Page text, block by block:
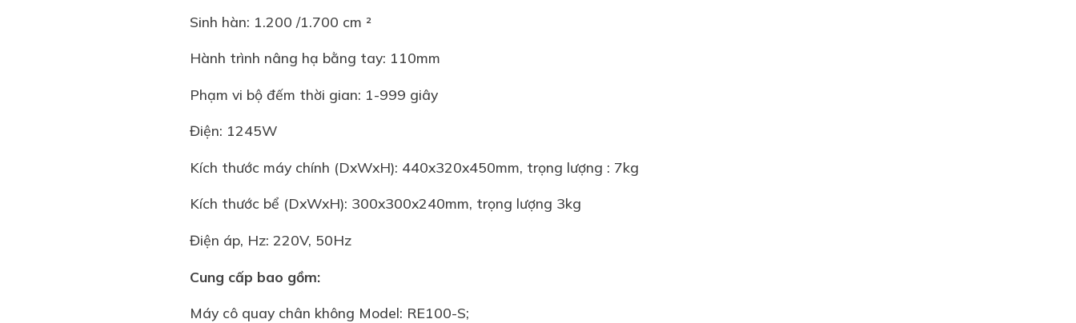
Sinh hàn: 1.200 /1.700 cm ²
Hành trình nâng hạ bằng tay: 110mm
Phạm vi bộ đếm thời gian: 1-999 giây
Điện: 1245W
Kích thước máy chính (DxWxH): 440x320x450mm, trọng lượng : 7kg
Kích thước bể (DxWxH): 300x300x240mm, trọng lượng 3kg
Điện áp, Hz: 220V, 50Hz
Cung cấp bao gồm:
Máy cô quay chân không Model: RE100-S;